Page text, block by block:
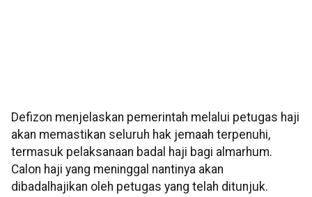
Defizon menjelaskan pemerintah melalui petugas haji
akan memastikan seluruh hak jemaah terpenuhi,
termasuk pelaksanaan badal haji bagi almarhum.
Calon haji yang meninggal nantinya akan
dibadalhajikan oleh petugas yang telah ditunjuk.